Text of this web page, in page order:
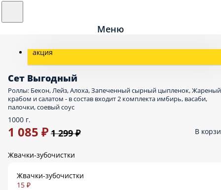
Меню
акция
Сет Выгодный
Роллы: Бекон, Лейз, Алоха, Запеченный сырный цыпленок,
крабом и салатом - в состав входит 2 комплекта имбирь, васаби,
палочки, соевый соус
1000 г.
1 085 ₽ 1 299 ₽ В
Жвачки-зубочистки
Жвачки-зубочистки
15 ₽